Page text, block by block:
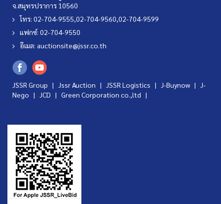
จ.สมุทรปราการ 10560
โทร: 02-704-9555,02-704-9560,02-704-9599
แฟกซ์: 02-704-9550
อีเมล: auctionsite@jssr.co.th
JSSR Group | Jssr Auction | JSSR Logistics | J-Buynow | J-
Nego | JCD | Green Corporation co.,ltd |